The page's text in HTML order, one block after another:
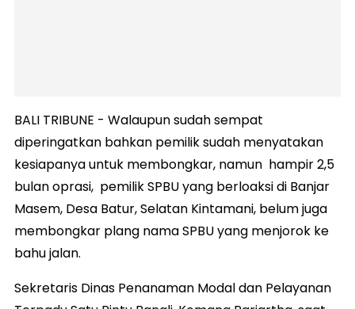
BALI TRIBUNE - Walaupun sudah sempat
diperingatkan bahkan pemilik sudah menyatakan
kesiapanya untuk membongkar, namun hampir 2,5
bulan oprasi, pemilik SPBU yang berloaksi di Banjar
Masem, Desa Batur, Selatan Kintamani, belum juga
membongkar plang nama SPBU yang menjorok ke
bahu jalan.
Sekretaris Dinas Penanaman Modal dan Pelayanan